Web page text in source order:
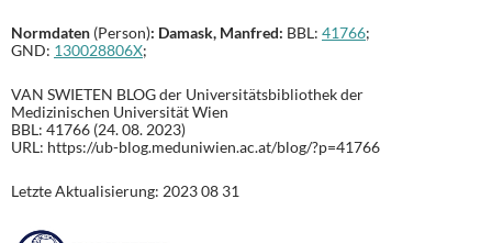
Normdaten (Person): Damask, Manfred: BBL: 41766;
GND: 130028806X;
VAN SWIETEN BLOG der Universitätsbibliothek der
Medizinischen Universität Wien
BBL: 41766 (24. 08. 2023)
URL: https://ub-blog.meduniwien.ac.at/blog/?p=41766
Letzte Aktualisierung: 2023 08 31